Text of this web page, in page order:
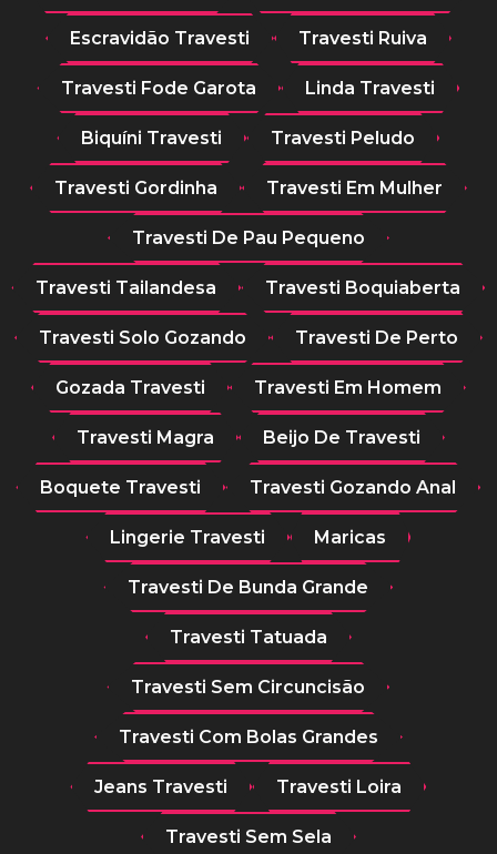
Escravidão Travesti Travesti Ruiva
Travesti Fode Garota Linda Travesti
Biquíni Travesti Travesti Peludo
Travesti Gordinha Travesti Em Mulher
Travesti De Pau Pequeno
Travesti Tailandesa Travesti Boquiaberta
Travesti Solo Gozando Travesti De Perto
Gozada Travesti Travesti Em Homem
Travesti Magra Beijo De Travesti
Boquete Travesti Travesti Gozando Anal
Lingerie Travesti Maricas
Travesti De Bunda Grande
Travesti Tatuada
Travesti Sem Circuncisão
Travesti Com Bolas Grandes
Jeans Travesti Travesti Loira
Travesti Sem Sela